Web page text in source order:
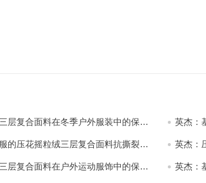
层复合面料在冬季户外服装中的保暖
英杰：
的压花摇粒绒三层复合面料抗撕裂与
英杰：
层复合面料在户外运动服饰中的保暖
英杰：